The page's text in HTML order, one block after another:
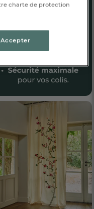
charte de protection
Accepter